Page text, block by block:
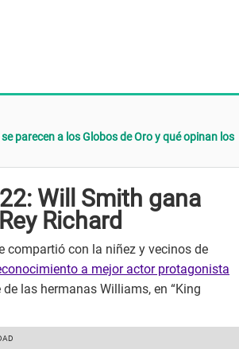
parecen a los Globos de Oro y qué opinan los
Will Smith gana
Richard
compartió con la niñez y vecinos de
a mejor actor protagonista
de las hermanas Williams, en “King